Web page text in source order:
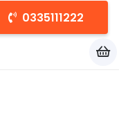
0335111222